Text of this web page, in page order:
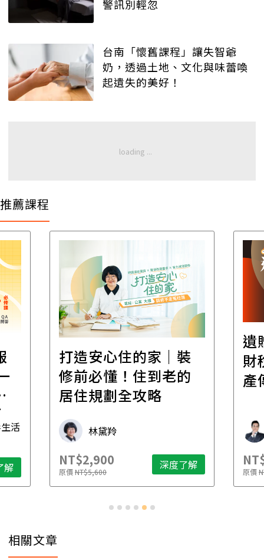
警訊別輕忽
台南「懷舊課程」讓失智爺
奶，透過土地、文化與味蕾喚
起遺失的美好！
推薦課程
活
解
打造安心住的家｜裝
修前必懂！住到老的
居住規劃全攻略
林黛羚
NT$2,900
原價NT$5,600 深度了解
遺
財
產
原價
相關文章